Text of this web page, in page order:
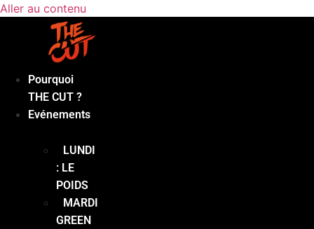
Aller au contenu
Pourquoi
THE CUT ?
Evénements
LUNDI
: LE
POIDS
MARDI
GREEN